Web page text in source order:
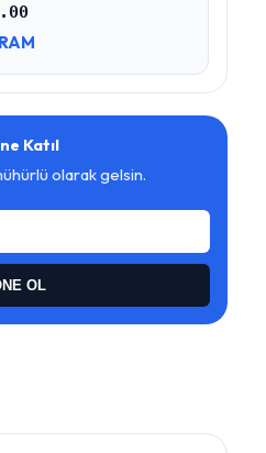
Katıl
olarak gelsin.
OL